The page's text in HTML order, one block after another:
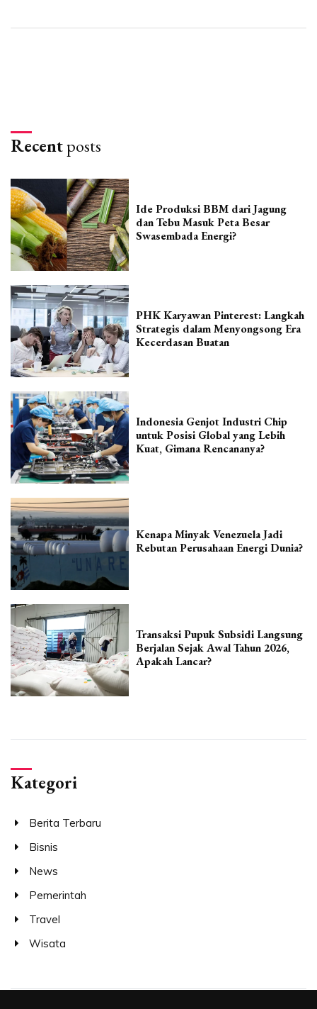
Recentposts
Ide Produksi BBM dari Jagung
dan Tebu Masuk Peta Besar
Swasembada Energi?
PHK Karyawan Pinterest: Langkah
Strategis dalam Menyongsong Era
Kecerdasan Buatan
Indonesia Genjot Industri Chip
untuk Posisi Global yang Lebih
Kuat, Gimana Rencananya?
Kenapa Minyak Venezuela Jadi
Rebutan Perusahaan Energi Dunia?
Transaksi Pupuk Subsidi Langsung
Berjalan Sejak Awal Tahun 2026,
Apakah Lancar?
Kategori
Berita Terbaru
Bisnis
News
Pemerintah
Travel
Wisata